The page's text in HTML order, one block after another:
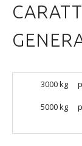
3000 kg
5000kg